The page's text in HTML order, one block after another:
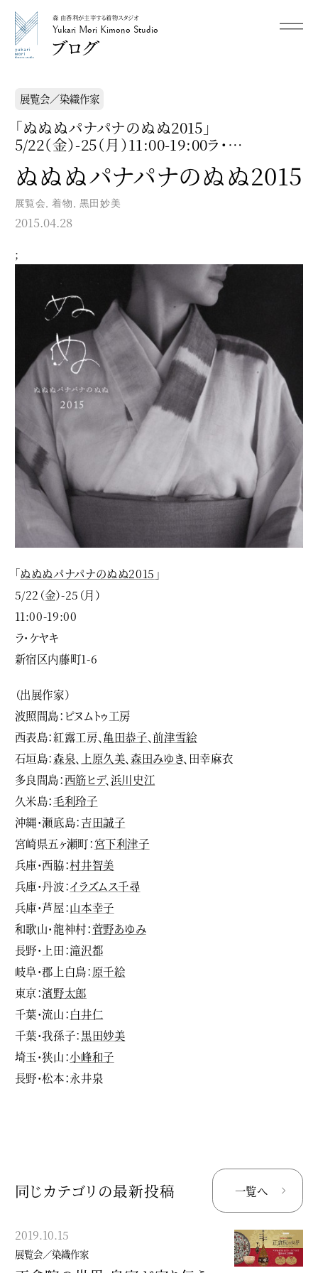
Yukari Mori Kimono Studio
森 由香利が主宰する着物スタジオ
Yukari Mori Kimono Studio メニュー
展覧会／染織作家
「ぬぬぬパナパナのぬぬ2015」
5/22（金）-25（月）11:00-19:00ラ・…
ぬぬぬパナパナのぬぬ2015
展覧会 ,着物 黒田妙美
2015.04.28
;
「ぬぬぬパナパナのぬぬ2015 」
5/22（金）-25（月）
11:00-19:00
ラ・ケヤキ
新宿区内藤町1-6
（出展作家）
波照間島：ピヌムトゥ工房
西表島：紅露工房、亀田恭子、前津雪絵
石垣島：森泉、 上原久美、森田みゆき、田幸麻衣
多良間島：西筋ヒデ、浜川史江
久米島：毛利玲子
沖縄・瀬底島：吉田誠子
宮崎県五ヶ瀬町：宮下利津子
兵庫・西脇：村井智美
兵庫・丹波：イラズムス千尋
兵庫・芦屋：山本幸子
和歌山・龍神村：菅野あゆみ
長野・上田：滝沢都
岐阜・郡上白鳥：原千絵
東京：濱野太郎
千葉・流山：白井仁
千葉・我孫子：黒田妙美
埼玉・狭山：小峰和子
長野・松本：永井泉
同じカテゴリの最新投稿 一覧へ
2019.10.15
展覧会／染織作家
2019.03.10
展覧会／染織作家